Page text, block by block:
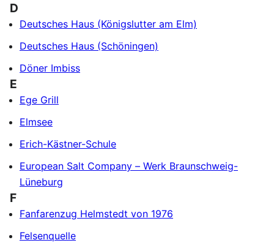
D
Deutsches Haus (Königslutter am Elm)
Deutsches Haus (Schöningen)
Döner Imbiss
E
Ege Grill
Elmsee
Erich-Kästner-Schule
European Salt Company – Werk Braunschweig-
Lüneburg
F
Fanfarenzug Helmstedt von 1976
Felsenquelle